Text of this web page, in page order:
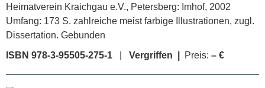
Heimatverein Kraichgau e.V., Petersberg: Imhof, 2002
Umfang: 173 S. zahlreiche meist farbige Illustrationen, zugl.
Dissertation. Gebunden
ISBN 978-3-95505-275-1
Vergriffen | Preis: – €